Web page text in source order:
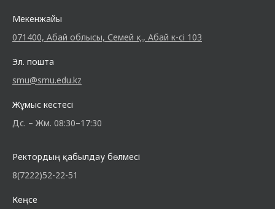
Мекенжайы
071400, Абай облысы, Семей қ., Абай к-сі 103
Эл. пошта
smu@smu.edu.kz
Жұмыс кестесі
Дс. – Жм. 08:30–17:30
Ректордың қабылдау бөлмесі
8(7222)52-22-51
Кеңсе